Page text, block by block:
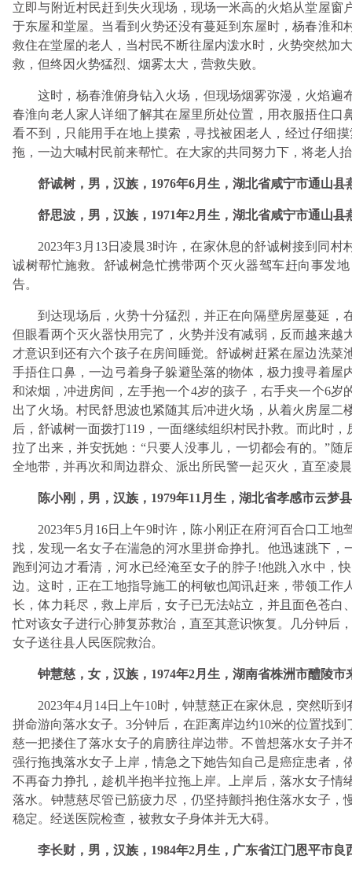
立即与附近村民赶到失火现场，现场一米高的火焰从堂屋
于东屋和堂屋。当看到火势还没有蔓延到东屋时，杨春淮
救住在堂屋的老人，当村民不断往屋内泼水时，火势突然加
救，但终因火势猛烈、烟雾太大，营救失败。
这时，杨春淮俯身钻入火场，但现场烟雾弥漫，火焰
春淮向老人家人详细了解其在屋里所处位置，用衣服捂住
看不到，只能用手在地上摸索，寻找被困老人，经过仔细
拖，一边大喊村民前来帮忙。在大家的共同努力下，将老人
舒诚树，男，汉族，1976年6月生，湖北省咸宁市通山县
舒思波，男，汉族，1971年2月生，湖北省咸宁市通山
2023年3月13日凌晨3时许，在家休息的舒诚树接到同
诚树帮忙施救。舒诚树急忙携带两个灭火器驾车赶向事发
告。
到达现场后，火势十分猛烈，并正在向隔壁房屋蔓延
但眼看两个灭火器快用完了，火势并没有减弱，反而越来
才意识到还有六个孩子在房间睡觉。舒诚树赶紧在屋边洗
手捂住口鼻，一边弓着身子躲避坠落的物体，极力搜寻着
和浓烟，冲进房间，左手抱一个4岁的孩子，右手夹一个6
出了火场。村民舒思波也紧随其后冲进火场，从着火房屋
后，舒诚树一面拨打119，一面继续组织村民扑救。而此时
拉了出来，并安抚她：“只要人没事儿，一切都会有的。”
全地带，并再次和周边群众、派出所民警一起灭火，直至凌
陈小刚，男，汉族，1979年11月生，湖北省孝感市云梦
2023年5月16日上午9时许，陈小刚正在府河百合口工
找，发现一名女子在湍急的河水里拼命挣扎。他迅速跳下
跑到河边才看清，河水已经淹至女子的脖子!他跳入水中，
边。这时，正在工地指导施工的柯敏也闻讯赶来，带领工
长，体力耗尽，救上岸后，女子已无法站立，并且面色苍
忙对该女子进行心肺复苏救治，直至其意识恢复。几分钟后
女子送往县人民医院救治。
钟慧慈，女，汉族，1974年2月生，湖南省株洲市醴陵
2023年4月14日上午10时，钟慧慈正在家休息，突然听
拼命游向落水女子。3分钟后，在距离岸边约10米的位置找
慈一把搂住了落水女子的肩膀往岸边带。不曾想落水女子
强行拖拽落水女子上岸，情急之下她告知自己是癌症患者
不再奋力挣扎，趁机半抱半拉拖上岸。上岸后，落水女子
落水。钟慧慈尽管已筋疲力尽，仍坚持颤抖抱住落水女子
稳定。经送医院检查，被救女子身体并无大碍。
李长财，男，汉族，1984年2月生，广东省江门恩平市